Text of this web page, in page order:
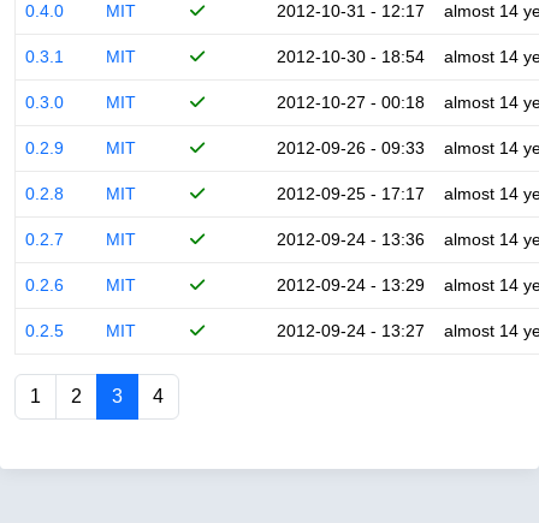
0.4.0 MIT 2012-10-31 - 12:17 almost 14
0.3.1 MIT 2012-10-30 - 18:54 almost 14
0.3.0 MIT 2012-10-27 - 00:18 almost 14
0.2.9 MIT 2012-09-26 - 09:33 almost 14
0.2.8 MIT 2012-09-25 - 17:17 almost 14
0.2.7 MIT 2012-09-24 - 13:36 almost 14
0.2.6 MIT 2012-09-24 - 13:29 almost 14
0.2.5 MIT 2012-09-24 - 13:27 almost 14
1 2 3 4